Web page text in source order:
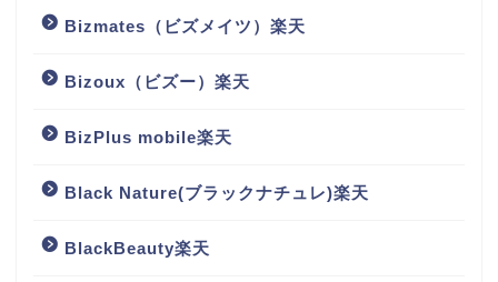
Bizmates（ビズメイツ）楽天
Bizoux（ビズー）楽天
BizPlus mobile楽天
Black Nature(ブラックナチュレ)楽天
BlackBeauty楽天